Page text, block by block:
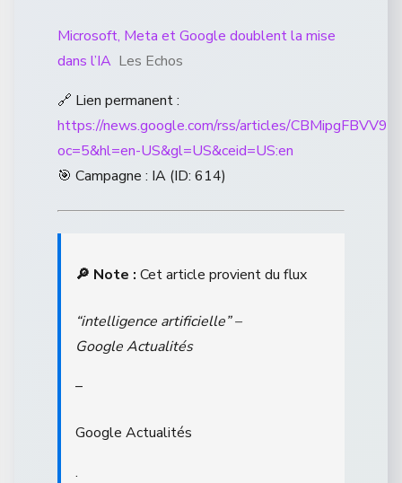
Microsoft, Meta et Google doublent la mise
dans l’IA Les Echos
🔗 Lien permanent :
https://news.google.com/rss/articles/
oc=5&hl=en-US&gl=US&ceid=US:en
🎯 Campagne : IA (ID: 614)
🔎 Note : Cet article provient du flux
“intelligence artificielle” –
Google Actualités
–
Google Actualités
.